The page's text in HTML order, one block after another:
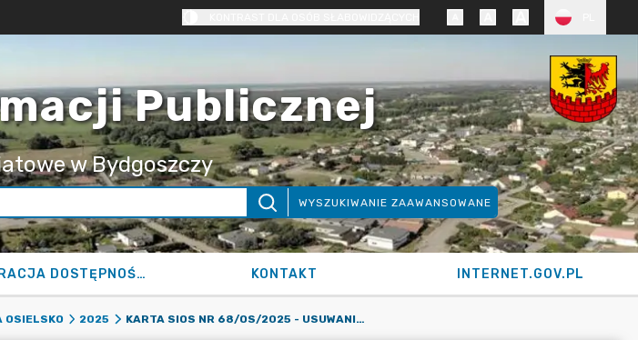
Publicznej
w Bydgoszczy
WYSZUKIWANIE ZAAWANSOWANE
DEKLARACJA DOSTĘPNOŚCI KONTAKT INTERNET.GOV.PL
OSIELSKO 2025 KARTA SIOS NR 68/OS/2025 - USUWANIE DRZEW I KRZEWÓW (WNIOSEK) - DZIAŁKA EWID. NR 265, OBRĘB MAKSYMILIANOWO, GMINA OSIELSKO